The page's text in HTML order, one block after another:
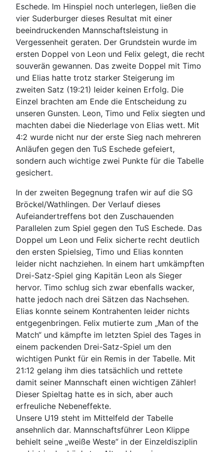
Eschede. Im Hinspiel noch unterlegen, ließen die
vier Suderburger dieses Resultat mit einer
beeindruckenden Mannschaftsleistung in
Vergessenheit geraten. Der Grundstein wurde im
ersten Doppel von Leon und Felix gelegt, die recht
souverän gewannen. Das zweite Doppel mit Timo
und Elias hatte trotz starker Steigerung im
zweiten Satz (19:21) leider keinen Erfolg. Die
Einzel brachten am Ende die Entscheidung zu
unseren Gunsten. Leon, Timo und Felix siegten und
machten dabei die Niederlage von Elias wett. Mit
4:2 wurde nicht nur der erste Sieg nach mehreren
Anläufen gegen den TuS Eschede gefeiert,
sondern auch wichtige zwei Punkte für die Tabelle
gesichert.
In der zweiten Begegnung trafen wir auf die SG
Bröckel/Wathlingen. Der Verlauf dieses
Aufeiandertreffens bot den Zuschauenden
Parallelen zum Spiel gegen den TuS Eschede. Das
Doppel um Leon und Felix sicherte recht deutlich
den ersten Spielsieg, Timo und Elias konnten
leider nicht nachziehen. In einem hart umkämpften
Drei-Satz-Spiel ging Kapitän Leon als Sieger
hervor. Timo schlug sich zwar ebenfalls wacker,
hatte jedoch nach drei Sätzen das Nachsehen.
Elias konnte seinem Kontrahenten leider nichts
entgegenbringen. Felix mutierte zum „Man of the
Match“ und kämpfte im letzten Spiel des Tages in
einem packenden Drei-Satz-Spiel um den
wichtigen Punkt für ein Remis in der Tabelle. Mit
21:12 gelang ihm dies tatsächlich und rettete
damit seiner Mannschaft einen wichtigen Zähler!
Dieser Spieltag hatte es in sich, aber auch
erfreuliche Nebeneffekte.
Unsere U19 steht im Mittelfeld der Tabelle
ansehnlich dar. Mannschaftsführer Leon Klippe
behielt seine „weiße Weste“ in der Einzeldisziplin